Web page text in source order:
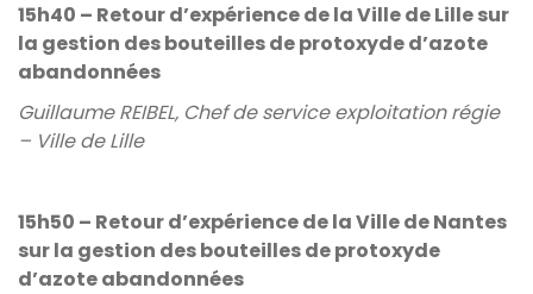
15h40 – Retour d’expérience de la Ville de Lille sur
la gestion des bouteilles de protoxyde d’azote
abandonnées
Guillaume REIBEL, Chef de service exploitation régie
– Ville de Lille
15h50 – Retour d’expérience de la Ville de Nantes
sur la gestion des bouteilles de protoxyde
d’azote abandonnées